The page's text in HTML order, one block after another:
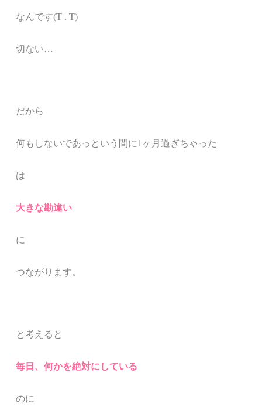
なんです(T . T)
切ない…
だから
何もしないであっという間に1ヶ月過ぎちゃった
は
大きな勘違い
に
つながります。
と考えると
毎日、何かを絶対にしている
のに